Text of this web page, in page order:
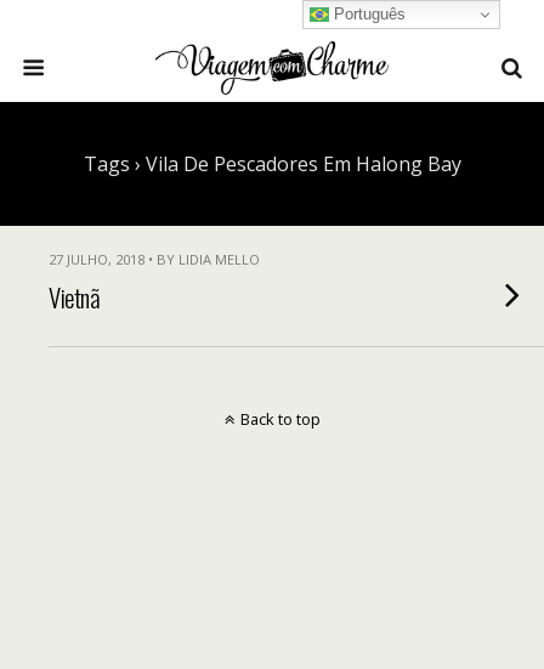
Tags › Vila De Pescadores Em Halong Bay
27 JULHO, 2018 • BY LIDIA MELLO
Vietnã
Português
Back to top